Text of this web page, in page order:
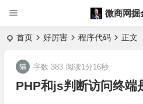
微商网掘
首页 好厉害 程序代码 正文
PHP和js判断访问终端
字数 383 阅读1分16秒